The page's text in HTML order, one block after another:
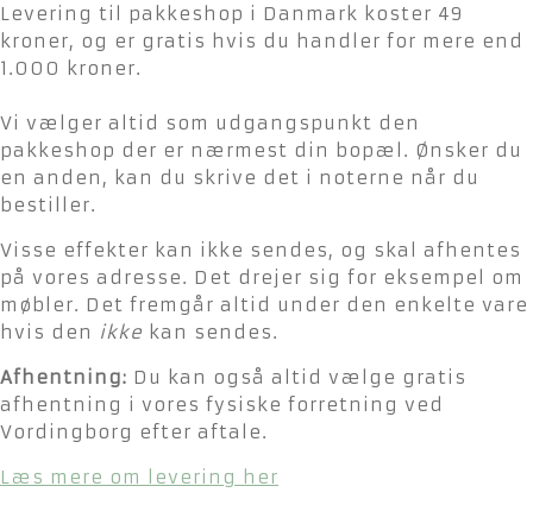
Levering til pakkeshop i Danmark koster 49
kroner, og er gratis hvis du handler for mere end
1.000 kroner.
Vi vælger altid som udgangspunkt den
pakkeshop der er nærmest din bopæl. Ønsker du
en anden, kan du skrive det i noterne når du
bestiller.
Visse effekter kan ikke sendes, og skal afhentes
på vores adresse. Det drejer sig for eksempel om
møbler. Det fremgår altid under den enkelte vare
hvis den ikke kan sendes.
Afhentning: Du kan også altid vælge gratis
afhentning i vores fysiske forretning ved
Vordingborg efter aftale.
Læs mere om levering her